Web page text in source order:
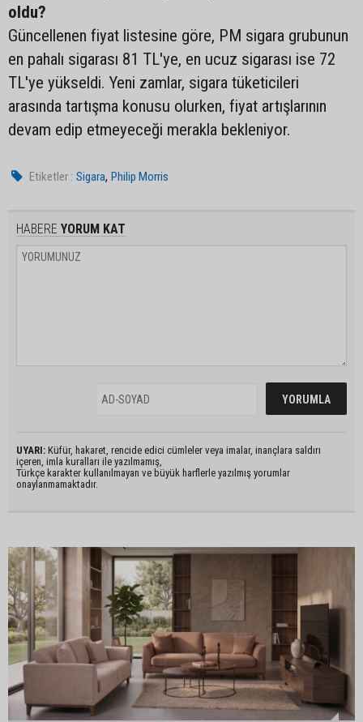
oldu?
Güncellenen fiyat listesine göre, PM sigara grubunun
en pahalı sigarası 81 TL'ye, en ucuz sigarası ise 72
TL'ye yükseldi. Yeni zamlar, sigara tüketicileri
arasında tartışma konusu olurken, fiyat artışlarının
devam edip etmeyeceği merakla bekleniyor.
Etiketler : Sigara,Philip Morris
HABERE YORUM KAT
UYARI: Küfür, hakaret, rencide edici cümleler veya imalar, inançlara saldırı
içeren, imla kuralları ile yazılmamış,
Türkçe karakter kullanılmayan ve büyük harflerle yazılmış yorumlar
onaylanmamaktadır.